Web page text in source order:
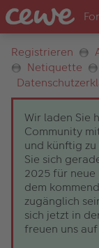
Registrieren
Netiquette
Wir laden Sie
Community
und künftig
Sie sich
2025 für
dem
zugänglich
sich jetzt in
freuen uns auf